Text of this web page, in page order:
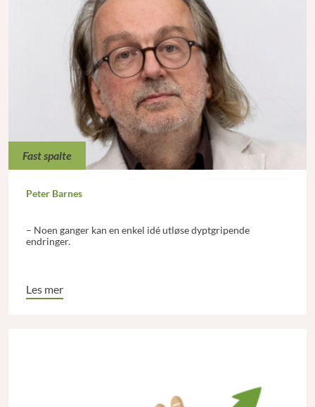
Fast spalte
Peter Barnes
– Noen ganger kan en enkel idé utløse dyptgripende
endringer.
Les mer